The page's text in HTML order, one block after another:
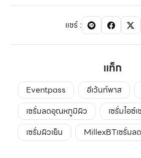
แชร์:
แท็ก
Eventpass อีเว้นท์พาส
เซรั่มลดอุณหภูมิผิว
เซรั่มไอซ์
เซรั่มผิวเย็น
MillexBTเซรั่ม